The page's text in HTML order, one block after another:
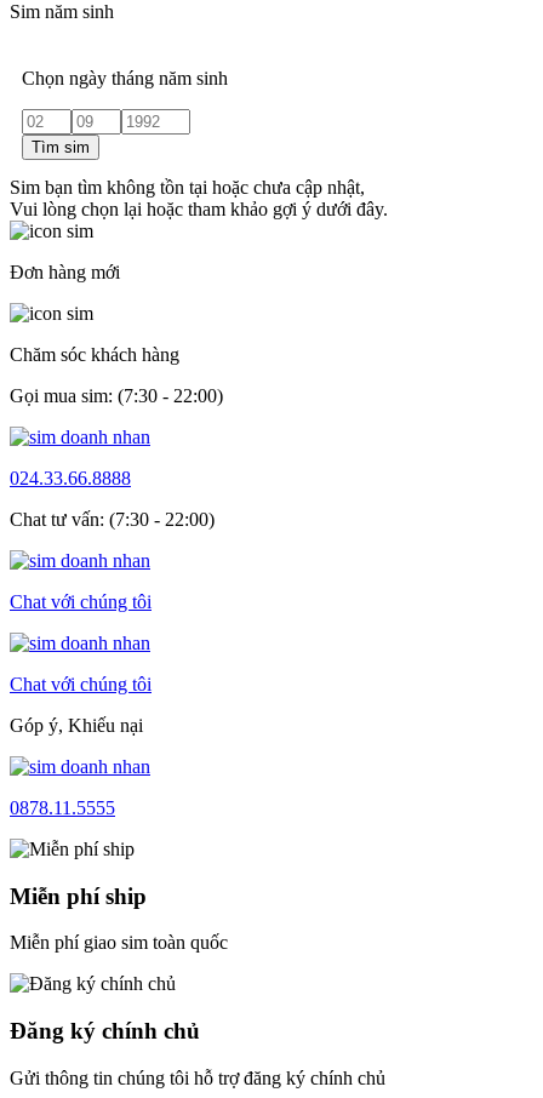
Sim năm sinh
Chọn ngày tháng năm sinh
Tìm sim
Sim bạn tìm không tồn tại hoặc chưa cập nhật,
Vui lòng chọn lại hoặc tham khảo gợi ý dưới đây.
Đơn hàng mới
Chăm sóc khách hàng
Gọi mua sim: (7:30 - 22:00)
024.33.66.8888
Chat tư vấn: (7:30 - 22:00)
Chat với chúng tôi
Chat với chúng tôi
Góp ý, Khiếu nại
0878.11.5555
Miễn phí ship
Miễn phí giao sim toàn quốc
Đăng ký chính chủ
Gửi thông tin chúng tôi hỗ trợ đăng ký chính chủ